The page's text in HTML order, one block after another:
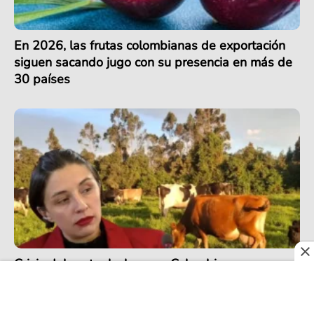
En 2026, las frutas colombianas de exportación
siguen sacando jugo con su presencia en más de
30 países
Crisis del sector lechero en Colombia se agrava